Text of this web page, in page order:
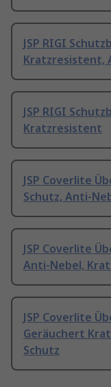
JSP RIGI
Kratzresistent,
JSP RIGI
Kratzresistent
JSP Coverlite
Schutz, Anti-
JSP Coverlite
Anti-Nebel,
JSP Coverlite
Geräuchert
Schutz